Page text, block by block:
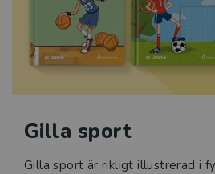
Gilla sport
Gilla sport är rikligt illustrerad i